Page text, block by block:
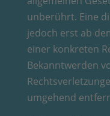
unberührt. Eine
jedoch erst ab
einer konkreten
Bekanntwerden
umgehend